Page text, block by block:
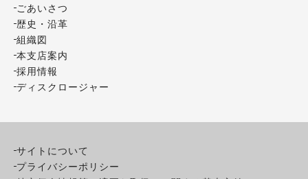
ごあいさつ
歴史・沿革
組織図
本支店案内
採用情報
ディスクロージャー
サイトについて
プライバシーポリシー